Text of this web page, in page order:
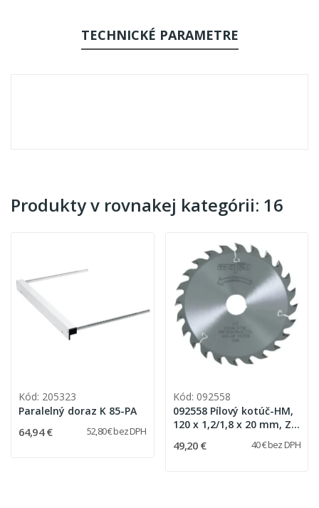
TECHNICKÉ PARAMETRE
Produkty v rovnakej kategórii: 16
Kód: 205323
Paralelný doraz K 85-PA
64,94 € 52,80 € bez DPH
Kód: 092558
092558 Pílový kotúč-HM,
120 x 1,2/1,8 x 20 mm, Z
49,20 € 40 € bez DPH